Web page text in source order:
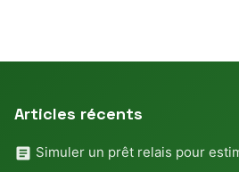
Articles récents
Simuler un prêt relais pour